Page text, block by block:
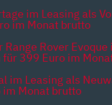
im Leasing als
im Monat brutto
Range Rover
für 399 Euro im
im Leasing als
Monat brutto